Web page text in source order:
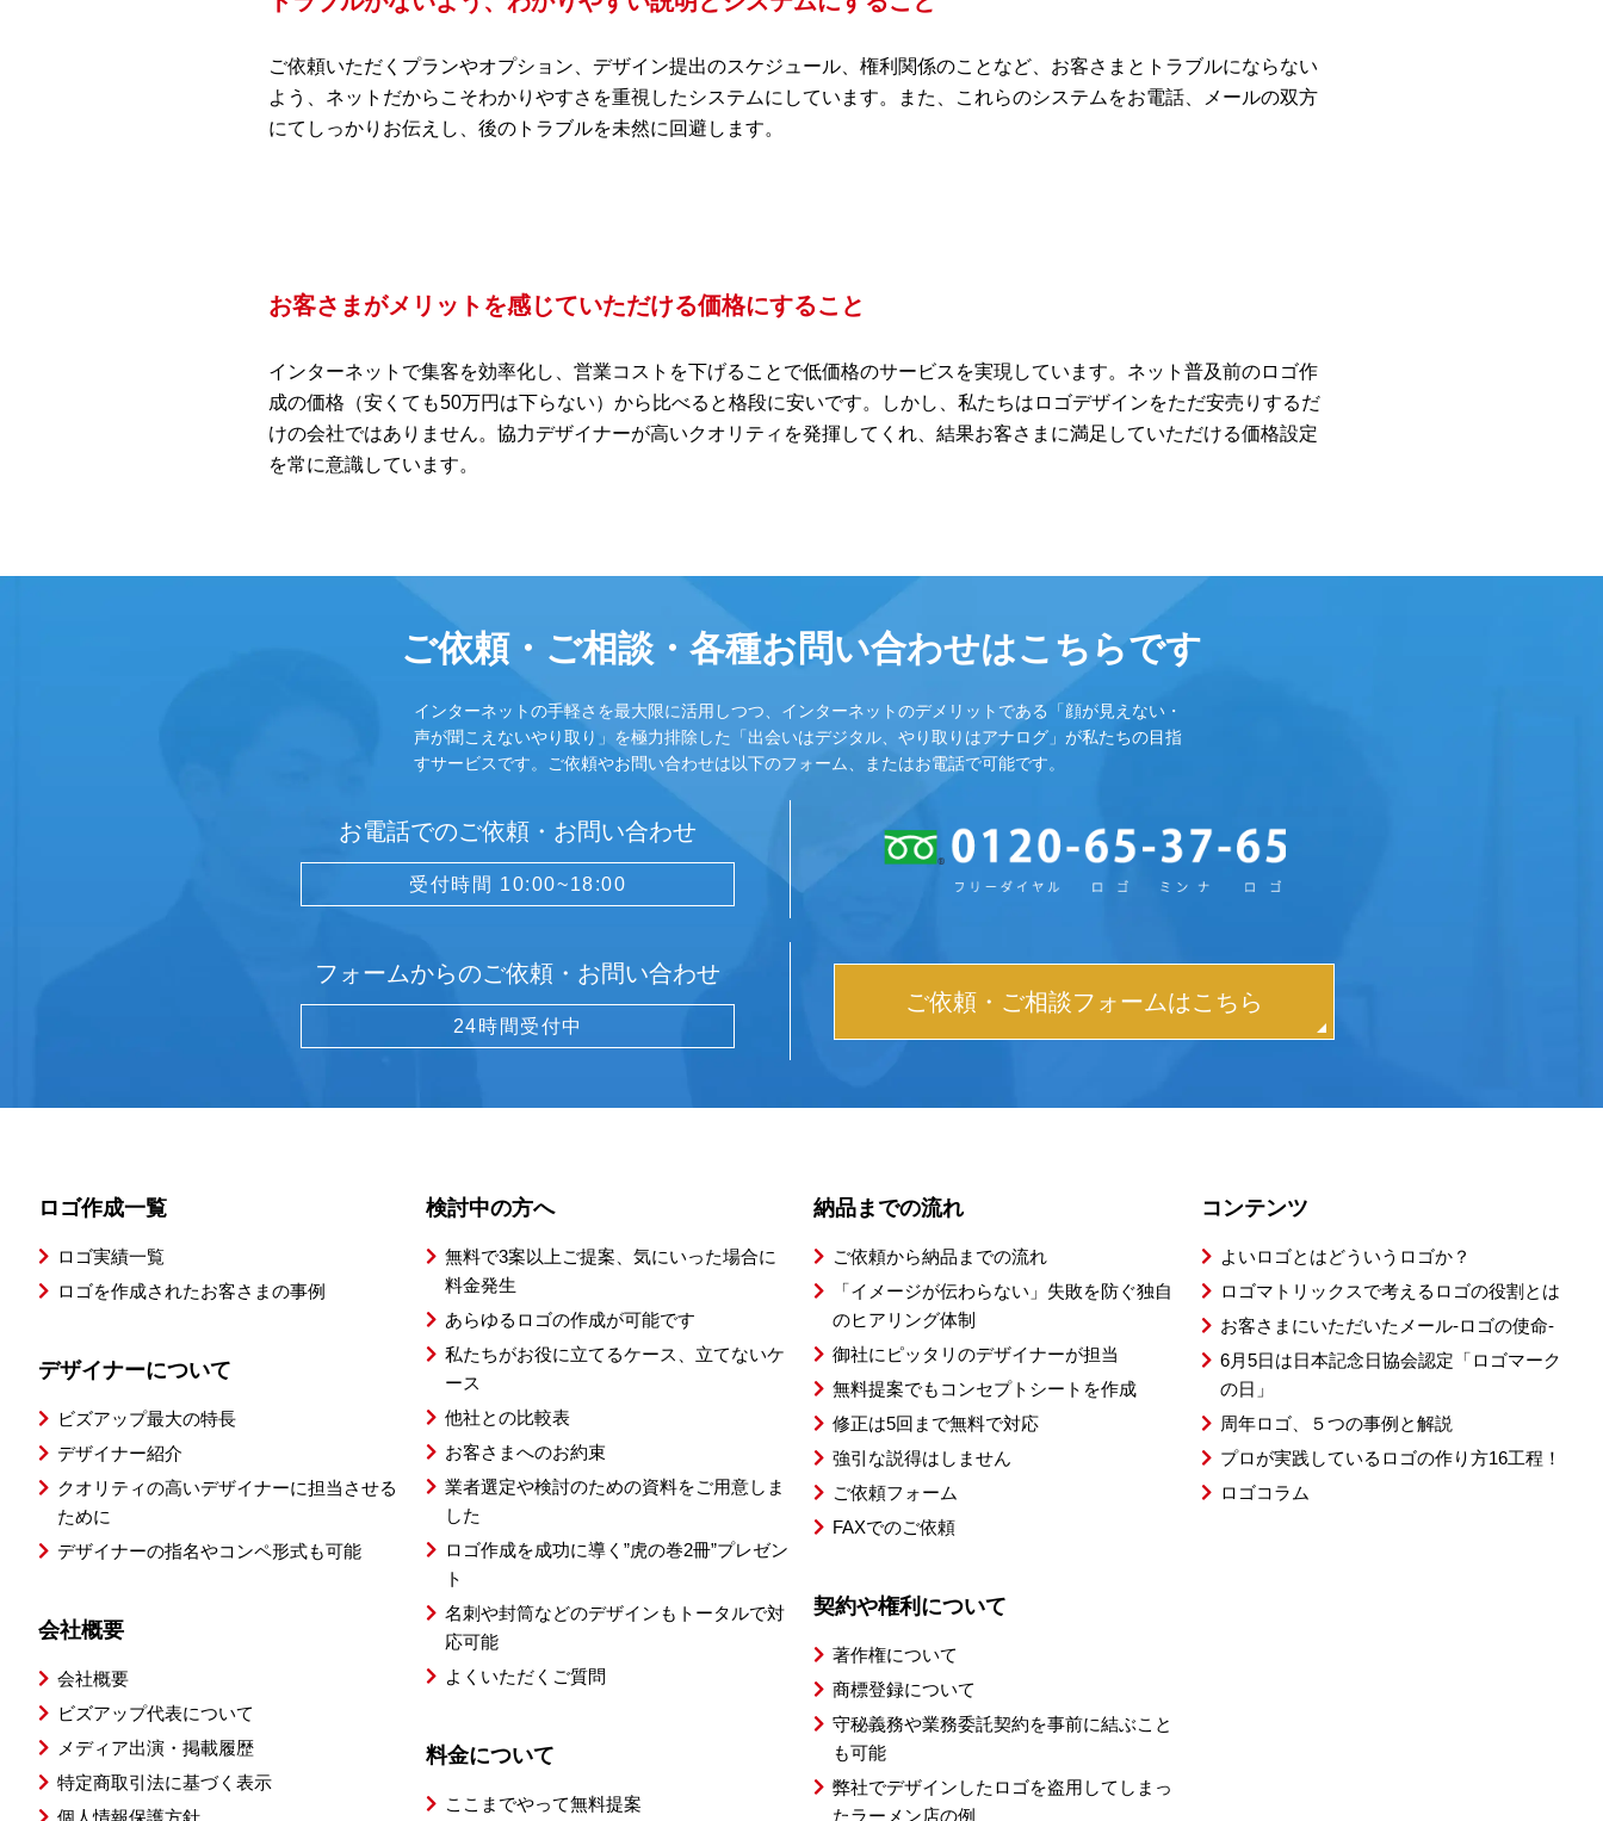
ご依頼いただくプランやオプション、デザイン提出のスケジュール、権利関係のことなど、お客さまとトラブルにならない
よう、ネットだからこそわかりやすさを重視したシステムにしています。また、これらのシステムをお電話、メールの双方
にてしっかりお伝えし、後のトラブルを未然に回避します。
お客さまがメリットを感じていただける価格にすること
インターネットで集客を効率化し、営業コストを下げることで低価格のサービスを実現しています。ネット普及前のロゴ作
成の価格（安くても50万円は下らない）から比べると格段に安いです。しかし、私たちはロゴデザインをただ安売りするだ
けの会社ではありません。協力デザイナーが高いクオリティを発揮してくれ、結果お客さまに満足していただける価格設定
を常に意識しています。
ご依頼・ご相談・ 各種お問い合わせはこちらです
インターネットの手軽さを最大限に活用しつつ、インターネットのデメリットである「顔が見えない・
声が聞こえないやり取り」を極力排除した「出会いはデジタル、やり取りはアナログ」が私たちの目指
すサービスです。ご依頼やお問い合わせは以下のフォーム、またはお電話で可能です。
お電話でのご依頼・ お問い合わせ
受付時間 10:00~18:00
フォームからのご依頼・ お問い合わせ
24時間受付中
ご依頼・ご相談フォームはこちら
ロゴ作成一覧
ロゴ実績一覧
ロゴを作成されたお客さまの事例
デザイナーについて
ビズアップ最大の特長
デザイナー紹介
クオリティの高いデザイナーに担当させる
ために
デザイナーの指名やコンペ形式も可能
会社概要
会社概要
ビズアップ代表について
メディア出演・掲載履歴
特定商取引法に基づく表示
検討中の方へ
無料で3案以上ご提案、気にいった場合に
料金発生
あらゆるロゴの作成が可能です
私たちがお役に立てるケース、立てないケ
ース
他社との比較表
お客さまへのお約束
業者選定や検討のための資料をご用意しま
した
ロゴ作成を成功に導く”虎の巻2冊”プレゼン
ト
名刺や封筒などのデザインもトータルで対
応可能
よくいただくご質問
料金について
ここまでやって無料提案
納品までの流れ
ご依頼から納品までの流れ
「イメージが伝わらない」失敗を防ぐ独自
のヒアリング体制
御社にピッタリのデザイナーが担当
無料提案でもコンセプトシートを作成
修正は5回まで無料で対応
強引な説得はしません
ご依頼フォーム
FAXでのご依頼
契約や権利について
著作権について
商標登録について
守秘義務や業務委託契約を事前に結ぶこと
も可能
弊社でデザインしたロゴを盗用してしまっ
たラーメン店の例
コンテンツ
よいロゴとはどういうロゴか？
ロゴマトリックスで考えるロゴの役割とは
お客さまにいただいたメール-ロゴの使命-
6月5日は日本記念日協会認定「ロゴマーク
の日」
周年ロゴ、５つの事例と解説
プロが実践しているロゴの作り方16工程！
ロゴコラム